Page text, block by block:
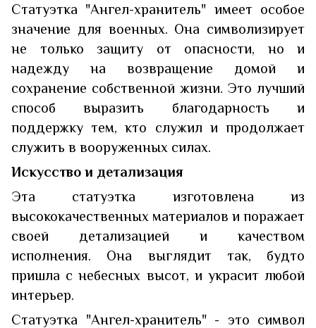
Статуэтка "Ангел-хранитель" имеет особое
значение для военных. Она символизирует
не только защиту от опасности, но и
надежду на возвращение домой и
сохранение собственной жизни. Это лучший
способ выразить благодарность и
поддержку тем, кто служил и продолжает
служить в вооруженных силах.
Искусство и детализация
Эта статуэтка изготовлена из
высококачественных материалов и поражает
своей детализацией и качеством
исполнения. Она выглядит так, будто
пришла с небесных высот, и украсит любой
интерьер.
Статуэтка "Ангел-хранитель" - это символ